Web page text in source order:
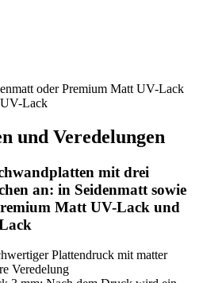
oder Premium Matt UV-Lack
Lack
und Veredelungen
mit drei
an: in Seidenmatt sowie
Matt UV-Lack und
Plattendruck mit matter
Veredelung